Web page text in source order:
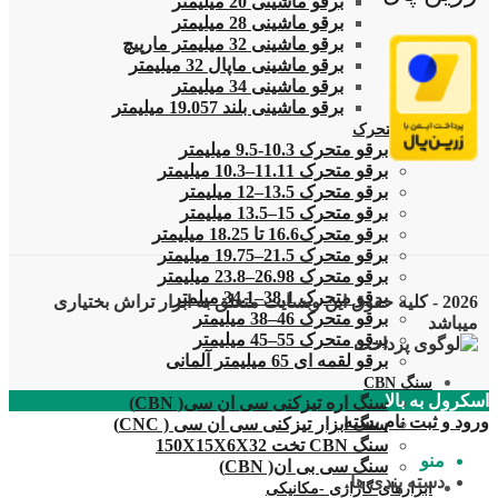
برقو ماشینی 28 میلیمتر
برقو ماشینی 32 میلیمتر مارپیچ
برقو ماشینی ماپال 32 میلیمتر
برقو ماشینی 34 میلیمتر
برقو ماشینی بلند 19.057 میلیمتر
برقو متحرک
برقو متحرک 10.3-9.5 میلیمتر
برقو متحرک 11.11–10.3 میلیمتر
برقو متحرک 13.5–12 میلیمتر
برقو متحرک 15–13.5 میلیمتر
برقو متحرک16.6 تا 18.25 میلیمتر
برقو متحرک 21.5–19.75 میلیمتر
برقو متحرک 26.98–23.8 میلیمتر
برقو متحرک 38.1–34.1 میلمتر
برقو متحرک 46–38 میلیمتر
برقو متحرک 55–45 میلیمتر
برقو لقمه ای 65 میلیمتر آلمانی
سنگ CBN
سنگ اره تیزکنی سی ان سی( CBN)
سنگ ابزار تیزکنی سی ان سی ( CNC)
سنگ CBN تخت 150X15X6X32
سنگ سی بی ان( CBN)
ابزارهای گاراژی -مکانیکی
2026 - کلیه حقوق این وبسایت متعلق به ابزار تراش بختیاری
میباشد
اسکرول به بالا
ورود و ثبت نام بسته
منو
دسته بندی ها